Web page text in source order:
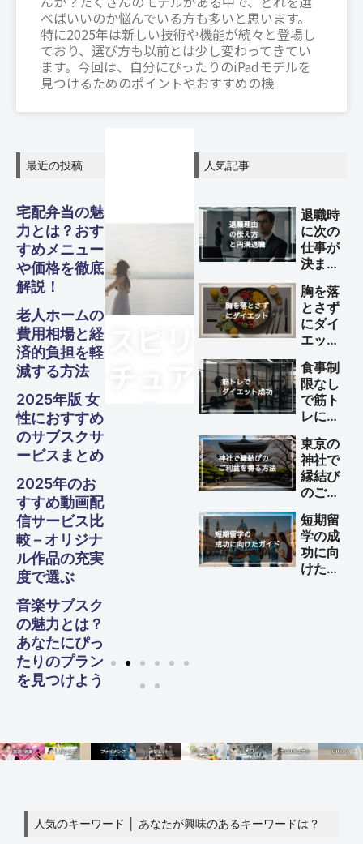
べばいいのか悩んでいる方も多いと思います。
特に2025年は新しい技術や機能が続々と登場し
ており、選び方も以前とは少し変わってきてい
ます。今回は、自分にぴったりのiPadモデルを
見つけるためのポイントやおすすめの機
最近の投稿
宅配弁当の魅
力とは？おす
すめメニュー
や価格を徹底
解説！
老人ホームの
費用相場と経
済的負担を軽
減する方法
2025年版 女
性におすすめ
のサブスクサ
ービスまとめ
2025年のお
すすめ動画配
信サービス比
較 – オリジナ
ル作品の充実
度で選ぶ
音楽サブスク
の魅力とは？
あなたにぴっ
たりのプラン
を見つけよう
ガジェ
ット
Gadgets
スピリ
チュア
ル
ビジネ
ス
Business
ファイ
ナンス
Finance
メ・フ
ード
Gourmet・
旅行
美容・
健康
Beauty
Other
S
ガジェ
ット
Gadgets
スピリ
チュア
ル
ビジネ
ス
Business
ファイ
ナンス
Finance
メ・フ
ード
Gourmet・
旅行
美容・
健康
Beauty
Other
S
ガジェ
ット
Gadgets
スピリ
チュア
ル
ビジネ
ス
Business
ファイ
ナンス
Finance
メ・フ
ード
Gourmet・
旅行
美容・
健康
Beauty
Other
S
人気記事
退職時
に次の
仕事が
決まっ
い理由
の伝え
方と円
満退職
のため
のポイ
ント
胸を落
とさず
にダイ
エット
法
食事制
限なし
で筋ト
レによ
エット
を成功
させる
方法
東京の
神社で
縁結び
のご利
る方法
短期留
学の成
功に向
けた完
人気のキーワード │ あなたが興味のあるキーワードは？